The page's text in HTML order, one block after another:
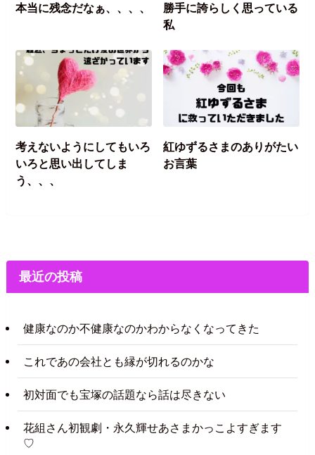
本当に残念だなぁ、、、、
勝手に誇らしく思っている
私
考えないようにしてもいろ
いろと思い出してしま
う、、、
紅ゆずるさまのありがたい
お言葉
最近の投稿
健康なのか不健康なのかわからなくなってきた
これであの会社とも縁が切れるのかな
初対面でも宝塚の話題なら話は尽きない
花組さん初観劇・永久輝せあさまかっこよすぎます
♡